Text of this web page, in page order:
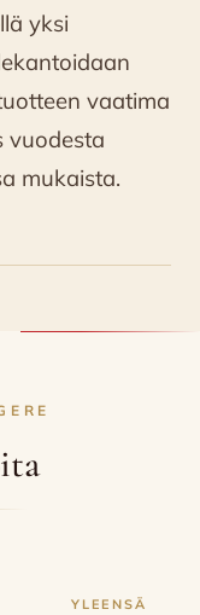
yksi
vaatima
vuodesta
mukaista.
YLEENSÄ